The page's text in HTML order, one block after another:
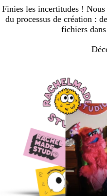
Finies les incertitudes !
du processus de création :
fichiers